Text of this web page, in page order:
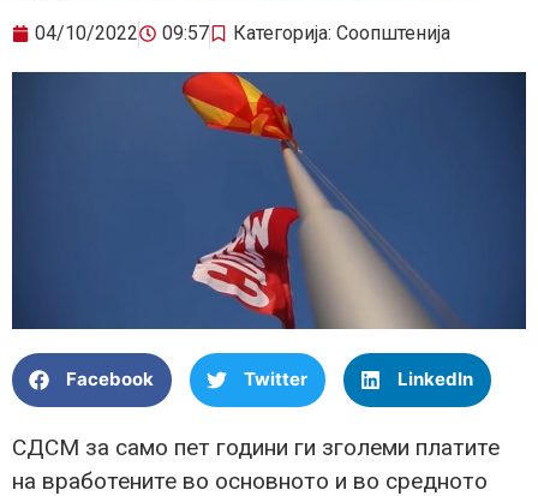
04/10/2022 09:57 Категорија: Соопштенија
Facebook Twitter LinkedIn
СДСМ за само пет години ги зголеми платите
на вработените во основното и во средното